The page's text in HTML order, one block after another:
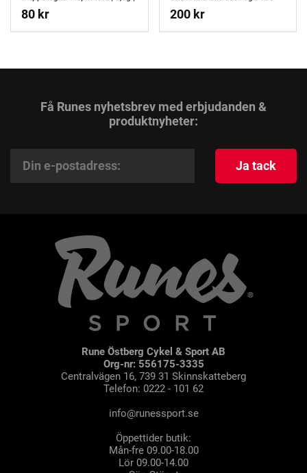
80 kr 200 kr
Få Runes nyhetsbrev med erbjudanden &
produktnyheter:
Ja tack
Rune Östberg Cykel & Sport AB
Org-nr: 556175-3335
Centralvägen 16, 739 31 Skinnskatteberg
Telefon: 0222 - 101 62
info@runessport.se
Öppettider butik:
Mån-fre 09.00-18.00
Lör 09.00-14.00